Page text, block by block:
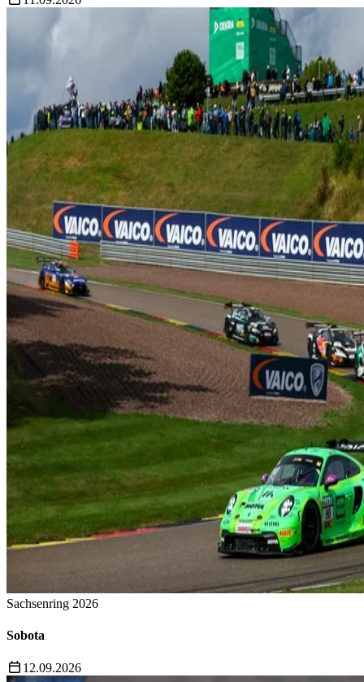
Sachsenring 2026
Sobota
12.09.2026